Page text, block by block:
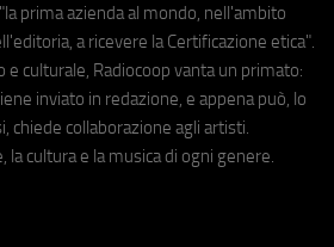
prima azienda al mondo, nell'ambito
a ricevere la Certificazione etica".
e culturale, Radiocoop vanta un primato:
inviato in redazione, e appena può, lo
chiede collaborazione agli artisti.
la cultura e la musica di ogni genere.